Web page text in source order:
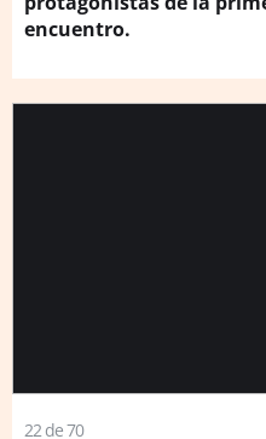
encuentro.
22 de 70